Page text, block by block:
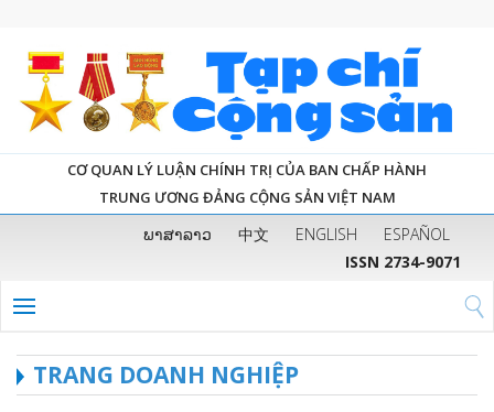
CƠ QUAN LÝ LUẬN CHÍNH TRỊ CỦA BAN CHẤP HÀNH
TRUNG ƯƠNG ĐẢNG CỘNG SẢN VIỆT NAM
ພາສາລາວ 中文 ENGLISH
ESPAÑOL
ISSN 2734-9071
TRANG DOANH NGHIỆP